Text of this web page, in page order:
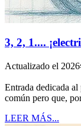
3, 2, 1....
Actualizado el
Entrada dedicada
común pero que,
LEER MÁS...